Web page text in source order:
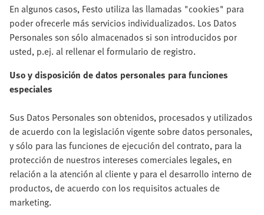
En algunos casos, Festo utiliza las llamadas "cookies" para
poder ofrecerle más servicios individualizados. Los Datos
Personales son sólo almacenados si son introducidos por
usted, p.ej. al rellenar el formulario de registro.
Uso y disposición de datos personales para funciones
especiales
Sus Datos Personales son obtenidos, procesados y utilizados
de acuerdo con la legislación vigente sobre datos personales,
y sólo para las funciones de ejecución del contrato, para la
protección de nuestros intereses comerciales legales, en
relación a la atención al cliente y para el desarrollo interno de
productos, de acuerdo con los requisitos actuales de
marketing.